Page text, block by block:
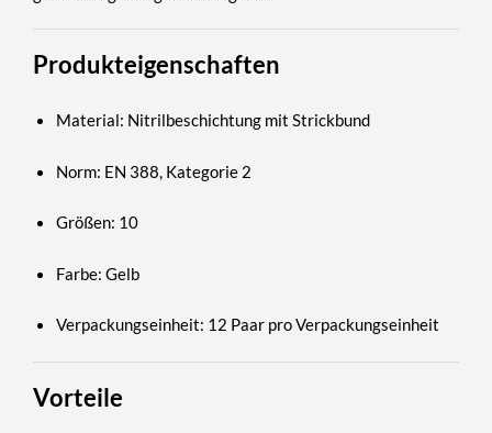
Produkteigenschaften
Material: Nitrilbeschichtung mit Strickbund
Norm: EN 388, Kategorie 2
Größen: 10
Farbe: Gelb
Verpackungseinheit: 12 Paar pro Verpackungseinheit
Vorteile